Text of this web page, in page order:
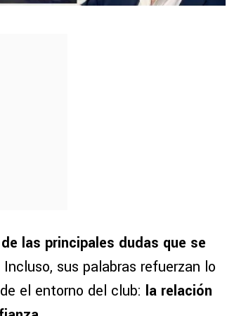
las principales dudas que se
Incluso, sus palabras refuerzan lo
el entorno del club: la relación